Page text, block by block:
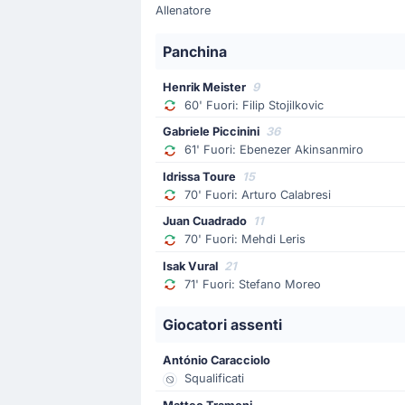
Sostituzione
Cambio Napoli: Mathias Olivera
Sostituzione
Kevin De Bruyne
Antonio Conte realizza il suo primo
53'
Cartellino giallo
Eljif Elmas
53'
Cartellino giallo
Arturo Calabresi
Allenatore
Panchina
Henrik Meister 9
60' Fuori: Filip Stojilkovic
Gabriele Piccinini 36
61' Fuori: Ebenezer Akinsanmiro
Idrissa Toure 15
70' Fuori: Arturo Calabresi
Juan Cuadrado 11
70' Fuori: Mehdi Leris
Isak Vural 21
71' Fuori: Stefano Moreo
Giocatori assenti
António Caracciolo
Squalificati